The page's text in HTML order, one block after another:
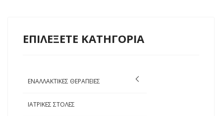
ΕΠΙΛΕΞΕΤΕ ΚΑΤΗΓΟΡΙΑ
ΕΝΑΛΛΑΚΤΙΚΕΣ ΘΕΡΑΠΕΙΕΣ
ΙΑΤΡΙΚΕΣ ΣΤΟΛΕΣ